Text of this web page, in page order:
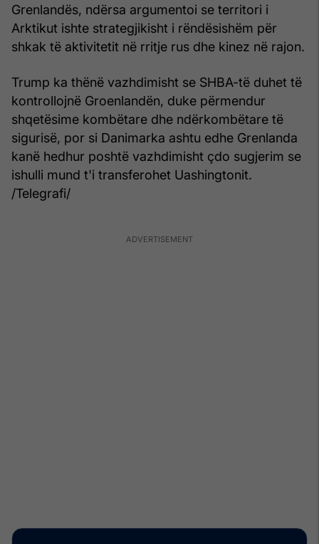
Grenlandës, ndërsa argumentoi se territori i
Arktikut ishte strategjikisht i rëndësishëm për
shkak të aktivitetit në rritje rus dhe kinez në rajon.
Trump ka thënë vazhdimisht se SHBA-të duhet të
kontrollojnë Groenlandën, duke përmendur
shqetësime kombëtare dhe ndërkombëtare të
sigurisë, por si Danimarka ashtu edhe Grenlanda
kanë hedhur poshtë vazhdimisht çdo sugjerim se
ishulli mund t'i transferohet Uashingtonit.
/Telegrafi/